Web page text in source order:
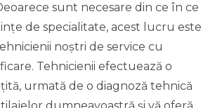
sunt necesare din ce în ce
de specialitate, acest lucru este
noștri de service cu
Tehnicienii efectuează o
urmată de o diagnoză tehnică